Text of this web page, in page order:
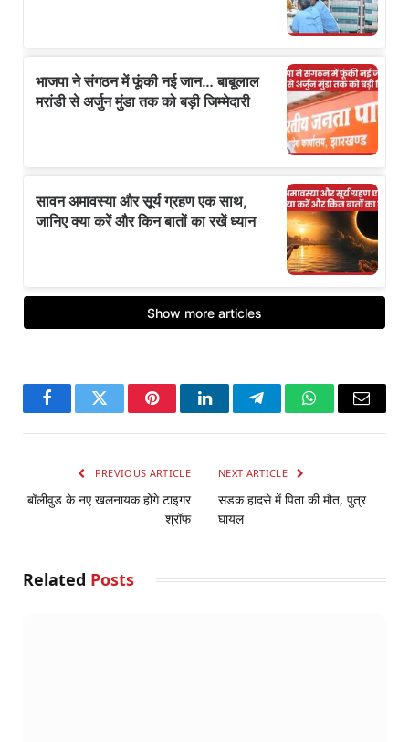
FacebookTwitter PinterestLinkedInTelegramWhatsApp
Email
PREVIOUS ARTICLE
बॉलीवुड के नए खलनायक होंगे टाइगर
श्रॉफ
NEXT ARTICLE
सडक हादसे में पिता की मौत, पुत्र
घायल
Related Posts